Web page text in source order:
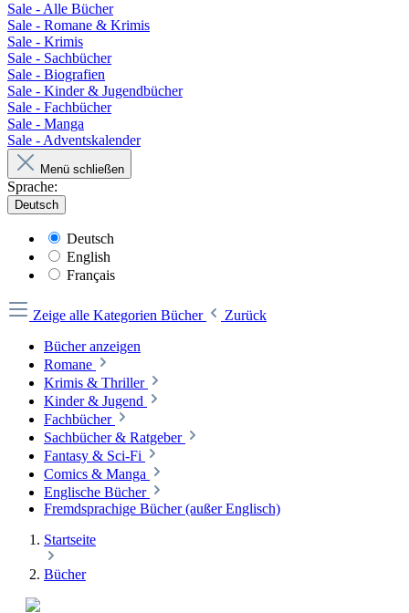
Sale - Alle Bücher
Sale - Romane & Krimis
Sale - Krimis
Sale - Sachbücher
Sale - Biografien
Sale - Kinder & Jugendbücher
Sale - Fachbücher
Sale - Manga
Sale - Adventskalender
Menü schließen
Sprache:
Deutsch
Deutsch
English
Français
Zeige alle Kategorien Bücher
Zurück
Bücher anzeigen
Romane
Krimis & Thriller
Kinder & Jugend
Fachbücher
Sachbücher & Ratgeber
Fantasy & Sci-Fi
Comics & Manga
Englische Bücher
Fremdsprachige Bücher (außer Englisch)
Startseite
Bücher